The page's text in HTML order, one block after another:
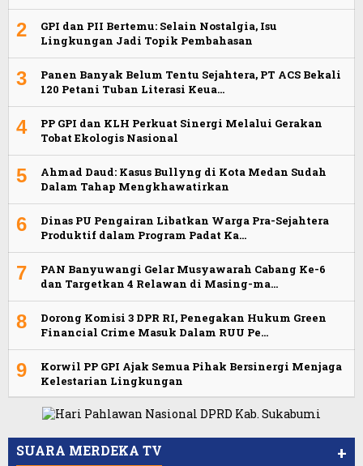
2
GPI dan PII Bertemu: Selain Nostalgia, Isu
Lingkungan Jadi Topik Pembahasan
3
Panen Banyak Belum Tentu Sejahtera, PT ACS Bekali
120 Petani Tuban Literasi Keua…
4
PP GPI dan KLH Perkuat Sinergi Melalui Gerakan
Tobat Ekologis Nasional
5
Ahmad Daud: Kasus Bullyng di Kota Medan Sudah
Dalam Tahap Mengkhawatirkan
6
Dinas PU Pengairan Libatkan Warga Pra-Sejahtera
Produktif dalam Program Padat Ka…
7
PAN Banyuwangi Gelar Musyawarah Cabang Ke-6
dan Targetkan 4 Relawan di Masing-ma…
8
Dorong Komisi 3 DPR RI, Penegakan Hukum Green
Financial Crime Masuk Dalam RUU Pe…
9
Korwil PP GPI Ajak Semua Pihak Bersinergi Menjaga
Kelestarian Lingkungan
SUARA MERDEKA TV +
Billabong, Sekretaris GPI: Kedua Tokoh…
Jakarta
Video Oknum Satpol PP Kobar Diduga Lakukan